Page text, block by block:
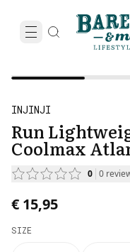
INJINJI
Run
Coolmax
0 0
€ 15,95
SIZE